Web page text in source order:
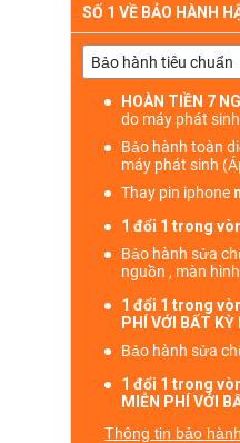
SỐ 1 VỀ BẢO HÀNH
HOÀN TIỀN 7
do máy phát
Bảo hành toàn
máy phát sinh
Thay pin iphone
1 đổi 1 trong
Bảo hành sửa
nguồn , màn
1 đổi 1 trong
PHÍ VỚI BẤT KỲ
Bảo hành sửa
1 đổi 1 trong
MIỄN PHÍ VỚI
Thông tin bảo